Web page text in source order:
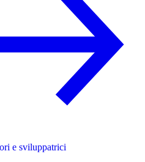
e sviluppatrici